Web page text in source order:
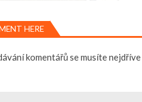
HERE
komentářů se musíte nejdříve